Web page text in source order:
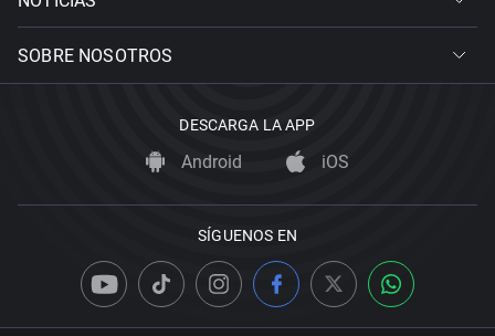
SOBRE NOSOTROS
DESCARGA LA APP
Android iOS
SÍGUENOS EN